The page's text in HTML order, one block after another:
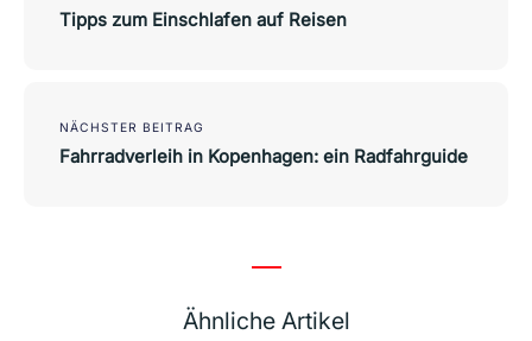
Tipps zum Einschlafen auf Reisen
NÄCHSTER BEITRAG
Fahrradverleih in Kopenhagen: ein Radfahrguide
Ähnliche Artikel